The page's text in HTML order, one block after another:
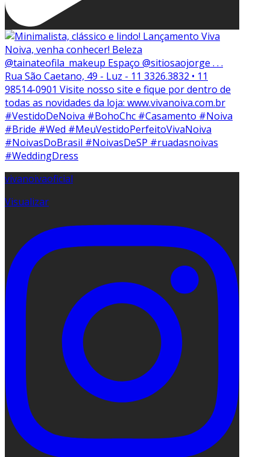
vivanoivaoficial
Visualizar